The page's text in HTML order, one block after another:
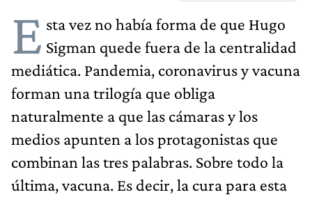
E sta vez no había forma de que Hugo
Sigman quede fuera de la centralidad
mediática. Pandemia, coronavirus y vacuna
forman una trilogía que obliga
naturalmente a que las cámaras y los
medios apunten a los protagonistas que
combinan las tres palabras. Sobre todo la
última, vacuna. Es decir, la cura para esta